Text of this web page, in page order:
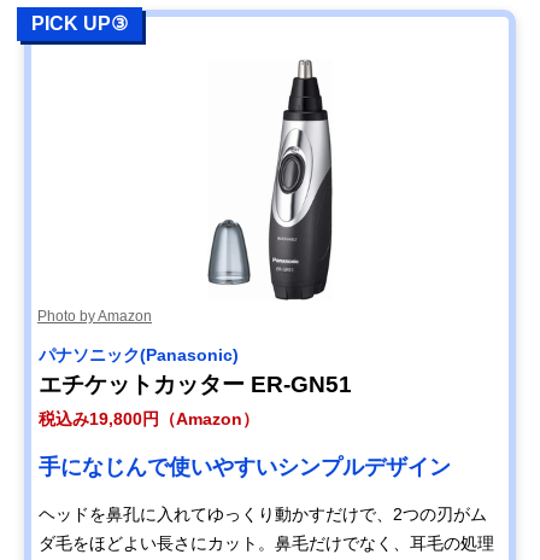
PICK UP③
Photo by Amazon
パナソニック(Panasonic)
エチケットカッター ER-GN51
税込み19,800円（Amazon）
手になじんで使いやすいシンプルデザイン
ヘッドを鼻孔に入れてゆっくり動かすだけで、2つの刃がム
ダ毛をほどよい長さにカット。鼻毛だけでなく、耳毛の処理